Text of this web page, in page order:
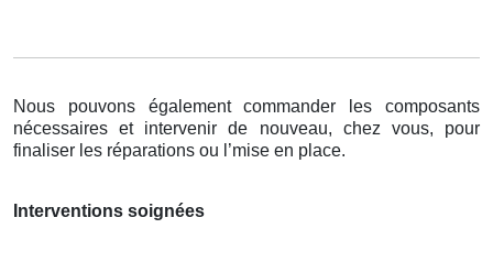
Nous pouvons également commander les composants
nécessaires et intervenir de nouveau, chez vous, pour
finaliser les réparations ou l’mise en place.
Interventions soignées